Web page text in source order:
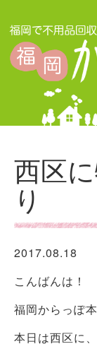
西区
り
2017.08.18
こんばんは！
福岡からっぽ
本日は西区に、